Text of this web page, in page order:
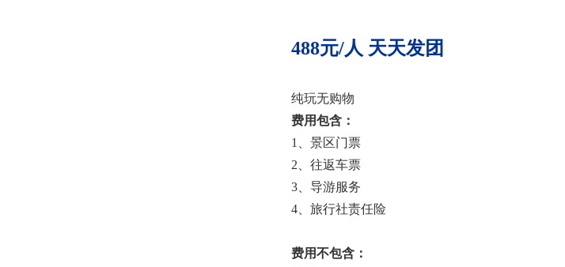
488元/人 天天发团
纯玩无购物
费用包含：
1、景区门票
2、往返车票
3、导游服务
4、旅行社责任险
费用不包含：